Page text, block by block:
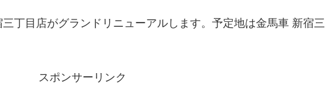
丁目店がグランドリニューアルします。予定地は金馬車 新宿三
スポンサーリンク